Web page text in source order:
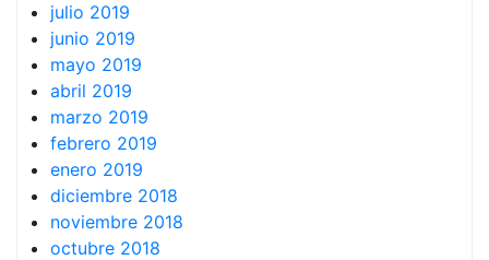
julio 2019
junio 2019
mayo 2019
abril 2019
marzo 2019
febrero 2019
enero 2019
diciembre 2018
noviembre 2018
octubre 2018